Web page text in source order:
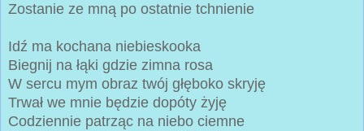
Zostanie ze mną po ostatnie tchnienie
Idź ma kochana niebieskooka
Biegnij na łąki gdzie zimna rosa
W sercu mym obraz twój głęboko skryję
Trwał we mnie będzie dopóty żyję
Codziennie patrząc na niebo ciemne